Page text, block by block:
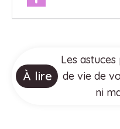
À lire
Les
de vie de
ni